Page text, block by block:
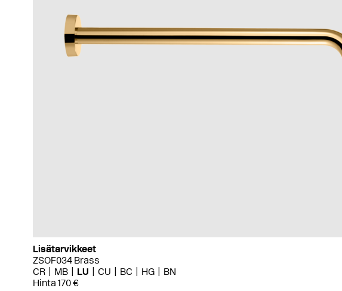
Lisätarvikkeet
ZSOF034 Brass
CR
MB LU CU BC HG
BN
Hinta 170 €